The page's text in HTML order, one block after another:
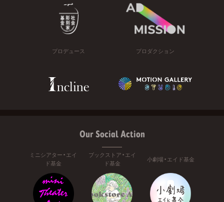
プロデュース プロダクション
Our Social Action
ミニシアター・エイ
ド基金
ブックストア・エイ
ド基金
小劇場・エイド基金